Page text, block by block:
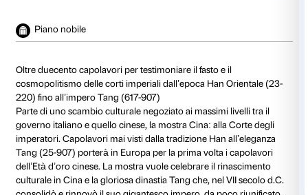
dal 07 marzo 2008
Dettagli Galleria foto